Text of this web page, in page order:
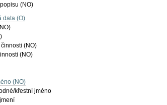
(NO)
(O)
(NO)
(NO)
(NO)
křestní jméno